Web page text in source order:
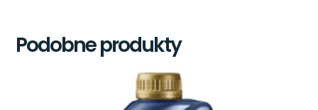
Podobne produkty